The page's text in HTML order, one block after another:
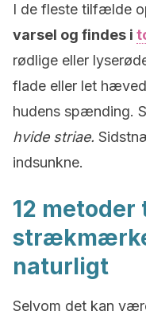
I de fleste tilfælde
varsel og findes i
rødlige eller
flade eller let
hudens spænding.
hvide striae.
indsunkne.
12 metoder
naturligt
Selvom det kan